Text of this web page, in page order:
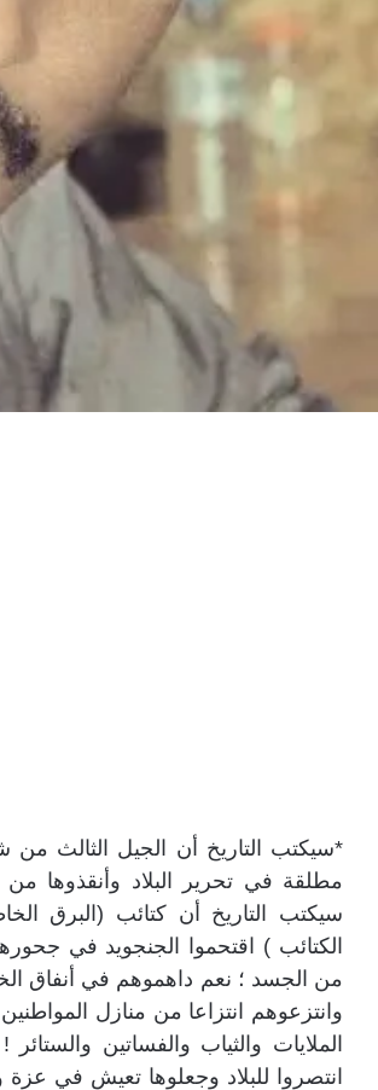
*سيكتب التاريخ أن الجيل الثالث من
مطلقة في تحرير البلاد وأنقذوها من
سيكتب التاريخ أن كتائب (البرق
الكتائب ) اقتحموا الجنجويد في
من الجسد ؛ نعم داهموهم في أنفاق
وانتزعوهم انتزاعا من منازل
الملايات والثياب والفساتين
انتصروا للبلاد وجعلوها تعيش في